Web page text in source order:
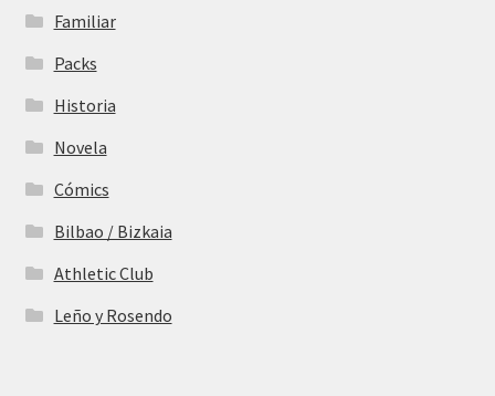
Familiar
Packs
Historia
Novela
Cómics
Bilbao / Bizkaia
Athletic Club
Leño y Rosendo